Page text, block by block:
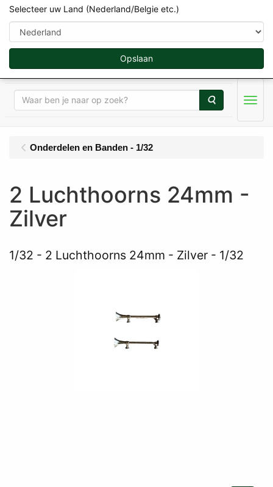
Zoeken Menu
Onderdelen en Banden - 1/32
2 Luchthoorns 24mm -
Zilver
1/32 2 Luchthoorns 24mm - Zilver - 1/32
Selecteer uw Land (Nederland/Belgie etc.)
Opslaan